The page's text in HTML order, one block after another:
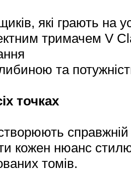
які грають на
тримачем V
та
точках
справжній
кожен нюанс
томів.